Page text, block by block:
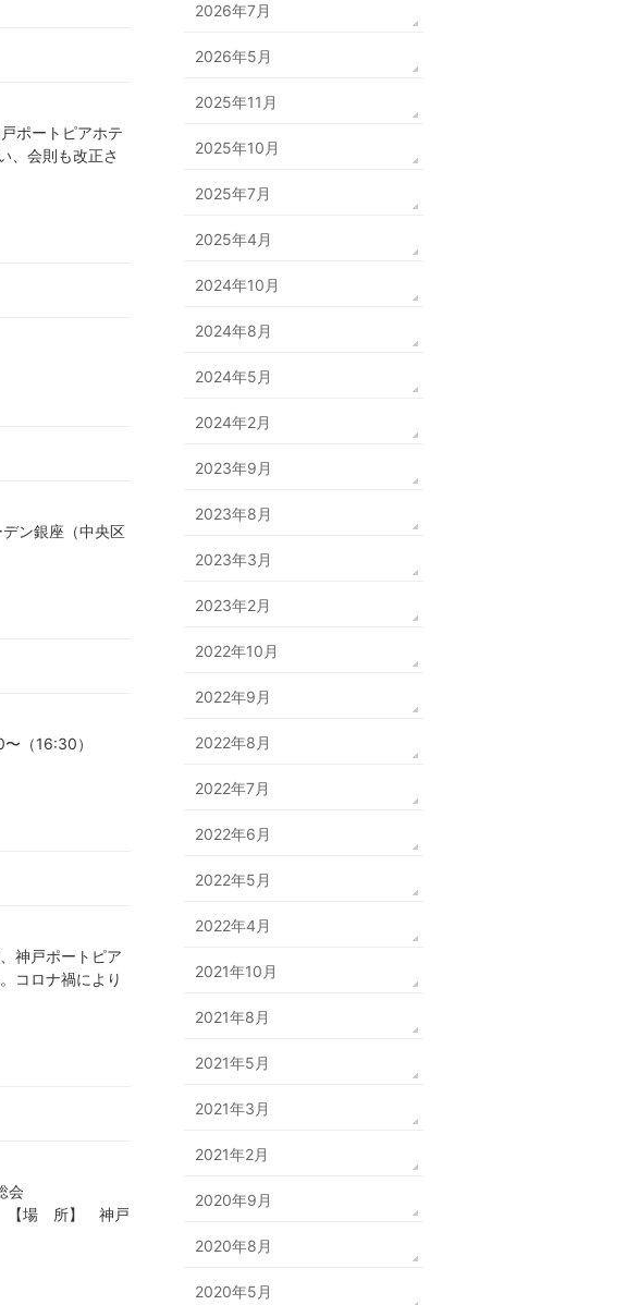
ポートピアホテ
、会則も改正さ
ン銀座（中央区
〜（16:30）
神戸ポートピア
コロナ禍により
総会
所】 神戸
2026年7月
2026年5月
2025年11月
2025年10月
2025年7月
2025年4月
2024年10月
2024年8月
2024年5月
2024年2月
2023年9月
2023年8月
2023年3月
2023年2月
2022年10月
2022年9月
2022年8月
2022年7月
2022年6月
2022年5月
2022年4月
2021年10月
2021年8月
2021年5月
2021年3月
2021年2月
2020年9月
2020年8月
2020年5月